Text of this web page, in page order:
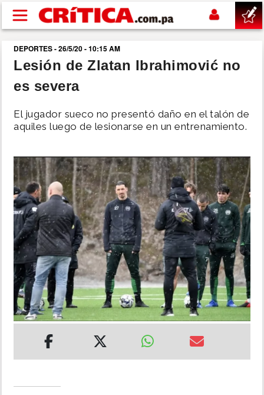
Pasar al contenido principal
buscar
SUCESOS
NACIONAL
SHOW
DEPORTES
MUNDO
INSÓLITAS
MULTIMEDIA
DEPORTES - 26/5/20 - 10:15 AM
Lesión de Zlatan Ibrahimović no
es severa
El jugador sueco no presentó daño en el talón de
aquiles luego de lesionarse en un entrenamiento.